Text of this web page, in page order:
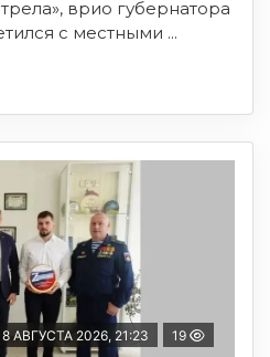
врио губернатора
с местными ...
8 АВГУСТА 2026, 21:23 19